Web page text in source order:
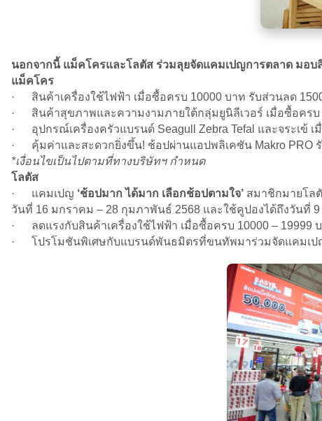
นอกจากนี้ แม็คโครและโลตัส ร่วมลุยจัดแคมเปญการตลาด มอ
แม็คโคร
· สินค้าเครื่องใช้ไฟฟ้า เมื่อซื้อครบ 10000 บาท รับส่วนลด
· สินค้าสุขภาพและความงามภายใต้กลุ่มยูนิลีเวอร์ เมื่อซื้อคร
· อุปกรณ์เครื่องครัวแบรนด์ Seagull Zebra Tefal และจระเข้
· คุ้มค่าและสะดวกยิ่งขึ้น! ช้อปผ่านแอปพลิเคชัน Makro PRO รั
*เงื่อนไขเป็นไปตามที่ทางบริษัทฯ กำหนด
โลตัส
· แคมเปญ ‘ช้อปมาก ได้มาก เลือกช้อปตามใจ’ สมาชิกมายโล
วันที่ 16 มกราคม – 28 กุมภาพันธ์ 2568 และใช้คูปองได้ถึงวันที่
· ลดแรงกับสินค้าเครื่องใช้ไฟฟ้า เมื่อซื้อครบ 10000 – 19999
· โปรโมชันพิเศษกับแบรนด์พันธมิตรที่ขนทัพมาร่วมจัดแคมเป